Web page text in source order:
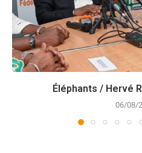
Éléphants / Hervé
06/08/